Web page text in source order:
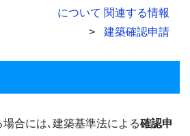
について 関連する情報
建築確認申請
合には､建築基準法による確認申